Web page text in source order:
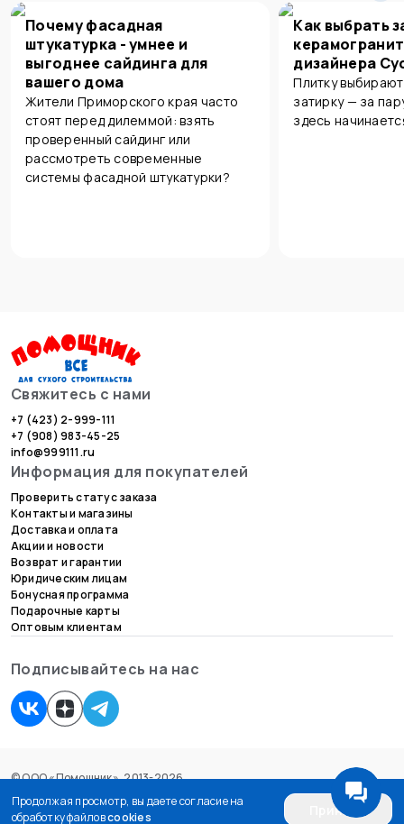
Продолжая просмотр, вы даете согласие на
обработку файловcookies Принять
Почему фасадная
штукатурка - умнее и
выгоднее сайдинга для
вашего дома
Жители Приморского края часто
стоят перед дилеммой: взять
проверенный сайдинг или
рассмотреть современные
системы фасадной штукатурки?
Как выбрать
дизайнера
Плитку
затирку — за
здесь
Свяжитесь с нами
+7 (423) 2-999-111
+7 (908) 983-45-25
info@999111.ru
Информация для покупателей
Проверить статус заказа
Контакты и магазины
Доставка и оплата
Акции и новости
Возврат и гарантии
Юридическим лицам
Бонусная программа
Подарочные карты
Оптовым клиентам
Подписывайтесь на нас
© ООО «Помощник», 2013-2026.
Согласие на обработку персональных данных
Пользовательское соглашение